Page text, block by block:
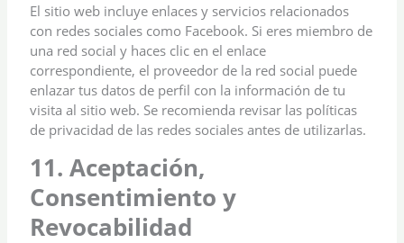
El sitio web incluye enlaces y servicios relacionados
con redes sociales como Facebook. Si eres miembro de
una red social y haces clic en el enlace
correspondiente, el proveedor de la red social puede
enlazar tus datos de perfil con la información de tu
visita al sitio web. Se recomienda revisar las políticas
de privacidad de las redes sociales antes de utilizarlas.
11. Aceptación,
Consentimiento y
Revocabilidad